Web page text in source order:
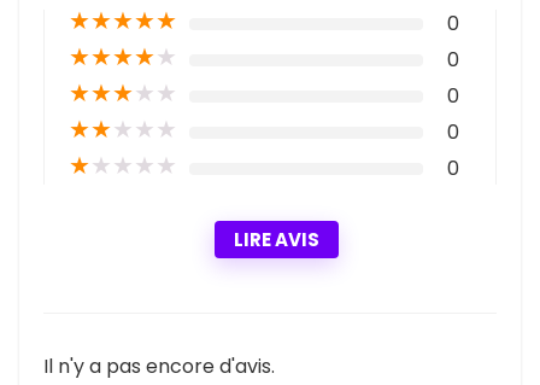
★★★★★ 0
★★★★★ 0
★★★★★ 0
★★★★★ 0
★★★★★ 0
LIRE AVIS
Il n'y a pas encore d'avis.